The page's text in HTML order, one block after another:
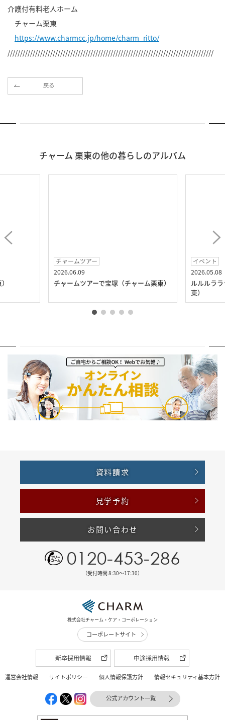
介護付有料老人ホーム
チャーム栗東
https://www.charmcc.jp/home/charm_ritto/
//////////////////////////////////////////////////////////////////////////////////
戻る
チャーム 栗東の他の暮らしのアルバム
チャームツアー
2026.06.09
チャームツアーで宝塚（チャーム栗東）
イベント
2026.05.08
ルルルラ
東）
資料請求
見学予約
お問い合わせ
0120-453-286
（受付時間 8:30〜17:30）
株式会社チャーム・ケア・コーポレーション
コーポレートサイト
新卒採用情報 中途採用情報
運営会社情報 サイトポリシー 個人情報保護方針 情報セキュリティ基本方針
公式アカウント一覧